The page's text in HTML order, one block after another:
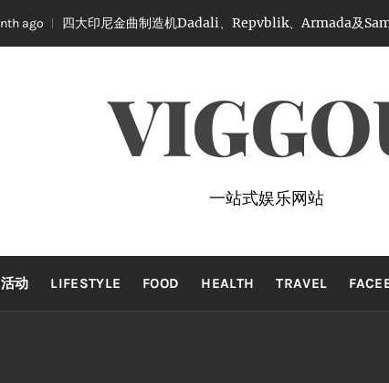
金曲制造机Dadali、Repvblik、Armada及Samsons联手打造年
一站式娱乐网站
活动 LIFESTYLE FOOD HEALTH TRAVEL